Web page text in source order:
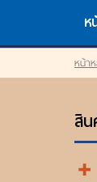
LOGIN
OR
ห
หน้า
สิ